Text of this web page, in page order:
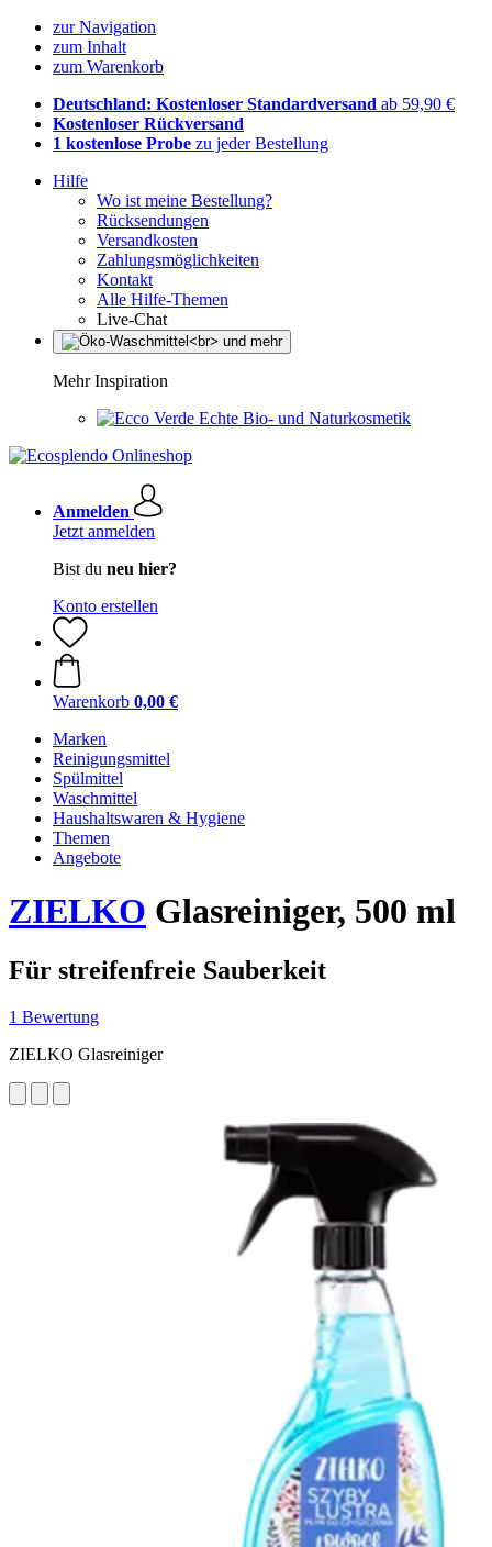
zur Navigation
zum Inhalt
zum Warenkorb
Deutschland: Kostenloser Standardversand ab 59,90 €
Kostenloser Rückversand
1 kostenlose Probe zu jeder Bestellung
Hilfe
Wo ist meine Bestellung?
Rücksendungen
Versandkosten
Zahlungsmöglichkeiten
Kontakt
Alle Hilfe-Themen
Live-Chat
Mehr Inspiration
Echte Bio- und Naturkosmetik
Anmelden
Jetzt anmelden
Bist du neu hier?
Konto erstellen
Warenkorb 0,00 €
Marken
Reinigungsmittel
Spülmittel
Waschmittel
Haushaltswaren & Hygiene
Themen
Angebote
ZIELKO Glasreiniger, 500 ml
Für streifenfreie Sauberkeit
1 Bewertung
ZIELKO Glasreiniger